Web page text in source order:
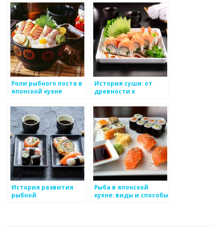
Роли рыбного поста в
японской кухне
История суши: от
древности к
История развития
рыбной
Рыба в японской
кухне: виды и способы